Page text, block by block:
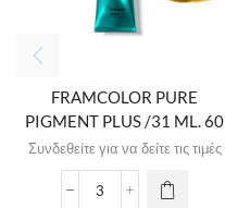
FRAMCOLOR PURE
PIGMENT PLUS /31 ML. 60
Συνδεθείτε για να δείτε τις τιμές